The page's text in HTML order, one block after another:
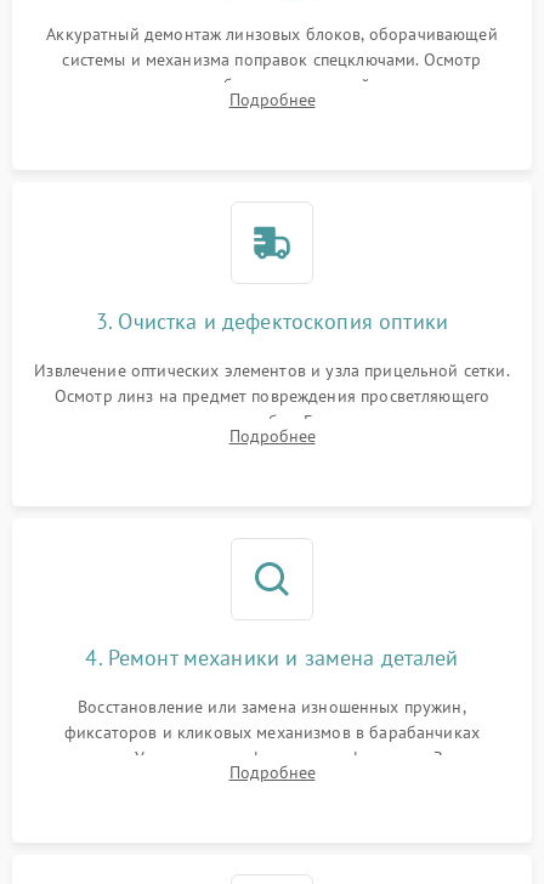
Аккуратный демонтаж линзовых блоков, оборачивающей
системы и механизма поправок спецключами. Осмотр
внутренних резьбовых соединений, пружин и
уплотнительных колец. Поиск причин люфта, смещения
Подробнее
3. Очистка и дефектоскопия оптики
Извлечение оптических элементов и узла прицельной сетки.
Осмотр линз на предмет повреждения просветляющего
покрытия или появления грибка. Бережная очистка стекол
спецрастворами. Проверка целостности гравированной
Подробнее
4. Ремонт механики и замена деталей
Восстановление или замена изношенных пружин,
фиксаторов и кликовых механизмов в барабанчиках
поправок. Устранение люфтов в трансфокаторе. Замена
поврежденных линз, разбитой сетки или восстановление
Подробнее